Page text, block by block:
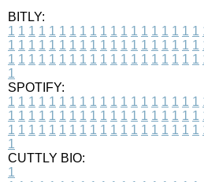
BITLY:
1 1 1 1 1 1 1 1 1 1 1 1 1 1 1 1 1 1 1
1 1 1 1 1 1 1 1 1 1 1 1 1 1 1 1 1 1 1
1 1 1 1 1 1 1 1 1 1 1 1 1 1 1 1 1 1 1
1
SPOTIFY:
1 1 1 1 1 1 1 1 1 1 1 1 1 1 1 1 1 1 1
1 1 1 1 1 1 1 1 1 1 1 1 1 1 1 1 1 1 1
1 1 1 1 1 1 1 1 1 1 1 1 1 1 1 1 1 1 1
1
CUTTLY BIO:
1